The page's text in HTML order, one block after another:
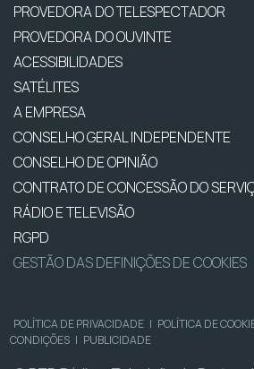
PROVEDORA DO TELESPECTADOR
PROVEDORA DO OUVINTE
ACESSIBILIDADES
SATÉLITES
A EMPRESA
CONSELHO GERAL INDEPENDENTE
CONSELHO DE OPINIÃO
CONTRATO DE CONCESSÃO DO
RÁDIO E TELEVISÃO
RGPD
GESTÃO DAS DEFINIÇÕES DE COOKIES
POLÍTICA DE PRIVACIDADE | POLÍTICA DE
CONDIÇÕES | PUBLICIDADE